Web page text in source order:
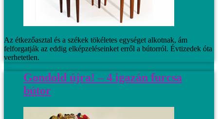
Az étkezőasztal és a székek tökéletes egységet alkotnak, ám
felforgatják az eddig elképzeléseinket erről a bútorról. Évtizedek óta
verhetetlen.
Gondold újra! – 4 igazán furcsa
bútor